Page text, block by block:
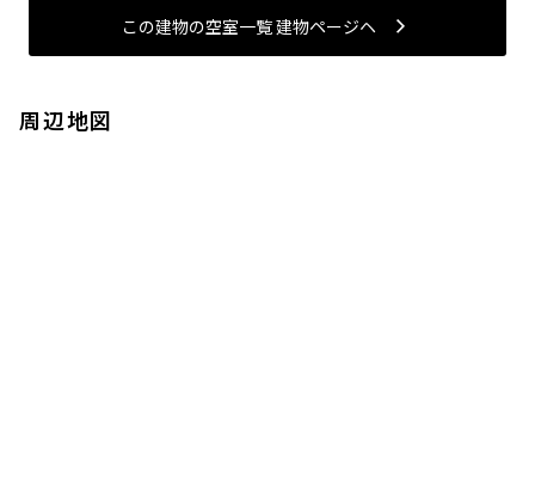
この建物の空室一覧 建物ページヘ
周辺地図